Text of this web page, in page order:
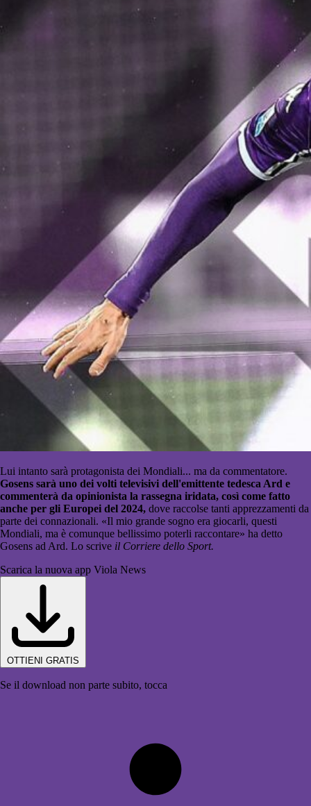
Lui intanto sarà protagonista dei Mondiali... ma da commentatore.
Gosens sarà uno dei volti televisivi dell'emittente tedesca Ard e
commenterà da opinionista la rassegna iridata, così come fatto
anche per gli Europei del 2024, dove raccolse tanti apprezzamenti da
parte dei connazionali. «Il mio grande sogno era giocarli, questi
Mondiali, ma è comunque bellissimo poterli raccontare» ha detto
Gosens ad Ard. Lo scrive il Corriere dello Sport.
Scarica la nuova app Viola News
OTTIENI GRATIS
Se il download non parte subito, tocca